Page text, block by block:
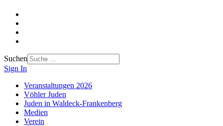
Suchen
Sign In
Veranstaltungen 2026
Vöhler Juden
Juden in Waldeck-Frankenberg
Medien
Verein